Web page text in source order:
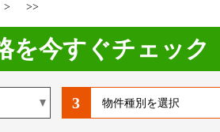
> >>
を今すぐチェック
3